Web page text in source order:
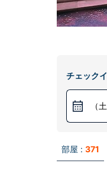
チェック
（
部屋 : 371